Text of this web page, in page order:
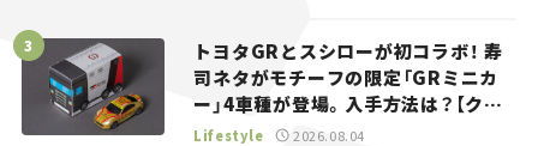
トヨタGRとスシローが初コラボ！ 寿
司ネタがモチーフの限定「GRミニカ
ー」4車種が登場。入手方法は？【クル
マとホビー】
Lifestyle 2026.08.04